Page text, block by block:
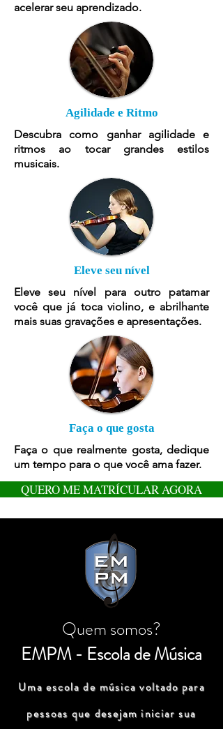
acelerar seu aprendizado.
Agilidade e Ritmo
Descubra como ganhar agilidade e
ritmos ao tocar grandes estilos
musicais.
Eleve seu nível
Eleve seu nível para outro patamar
você que já toca violino, e abrilhante
mais suas gravações e apresentações.
Faça o que gosta
Faça o que realmente gosta, dedique
um tempo para o que você ama fazer.
QUERO ME MATRÍCULAR AGORA
Quem somos?
EMPM - Escola de Música
Uma escola de música voltado para
pessoas que desejam iniciar sua